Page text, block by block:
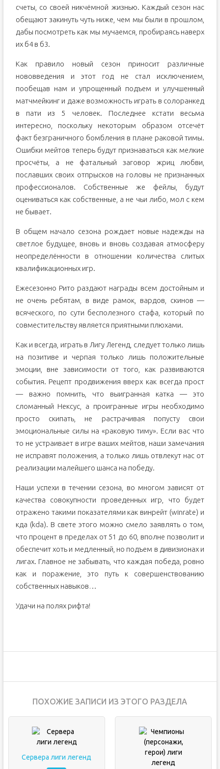
счеты, со своей никчёмной жизнью. Каждый сезон нас
обещают закинуть чуть ниже, чем мы были в прошлом,
дабы посмотреть как мы мучаемся, пробираясь наверх
их б4 в б3.
Как правило новый сезон приносит различные
нововведения и этот год не стал исключением,
пообещав нам и упрощенный подъем и улучшенный
матчмейкинг и даже возможность играть в солоранкед
в пати из 5 человек. Последнее кстати весьма
интересно, поскольку некоторым образом отсечёт
факт безграничного бомбления в плане раковой тимы.
Ошибки мейтов теперь будут признаваться как мелкие
просчёты, а не фатальный заговор жриц любви,
пославших своих отпрысков на головы не признанных
профессионалов. Собственные же фейлы, будут
оцениваться как собственные, а не чьи либо, мол с кем
не бывает.
В общем начало сезона рождает новые надежды на
светлое будущее, вновь и вновь создавая атмосферу
неопределённости в отношении количества слитых
квалификационных игр.
Ежесезонно Рито раздают награды всем достойным и
не очень ребятам, в виде рамок, вардов, скинов —
всяческого, по сути бесполезного стафа, который по
совместительству является приятными плюхами.
Как и всегда, играть в Лигу Легенд, следует только лишь
на позитиве и черпая только лишь положительные
эмоции, вне зависимости от того, как развиваются
события. Рецепт продвижения вверх как всегда прост
— важно помнить, что выигранная катка — это
сломанный Нексус, а проигранные игры необходимо
просто скипать, не растрачивая попусту свои
эмоциональные силы на «раковую тиму». Если вас что
то не устраивает в игре ваших мейтов, наши замечания
не исправят положения, а только лишь отвлекут нас от
реализации малейшего шанса на победу.
Наши успехи в течении сезона, во многом зависят от
качества совокупности проведенных игр, что будет
отражено такими показателями как винрейт (winrate) и
кда (kda). В свете этого можно смело заявлять о том,
что процент в пределах от 51 до 60, вполне позволит и
обеспечит хоть и медленный, но подъем в дивизионах и
лигах. Главное не забывать, что каждая победа, ровно
как и поражение, это путь к совершенствованию
собственных навыков…
Удачи на полях рифта!
ПОХОЖИЕ ЗАПИСИ ИЗ ЭТОГО РАЗДЕЛА
Сервера лиги легенд